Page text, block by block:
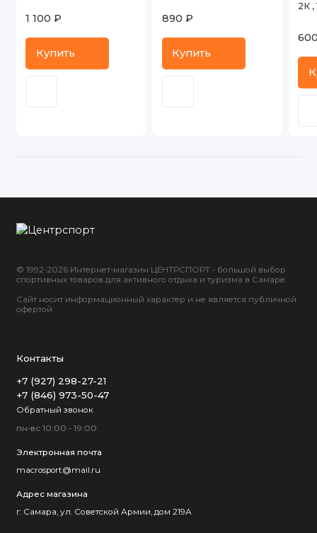
1 100 ₽
Купить
890 ₽
Купить
2К ,
© 1992-2026 Интернет-магазин ЦЕНТРСПОРТ - большой выбор
спортивных товаров для активного отдыха и туризма в Самаре.
Сайт носит информационный характер и не является публичной
офертой
Контакты
+7 (927) 298-27-21
+7 (846) 973-50-47
Обратный звонок
пн-вс 10:00 - 19:00
Электронная почта
macrosport@mail.ru
Адрес магазина
г. Самара, ул. Советской Армии, дом 219А